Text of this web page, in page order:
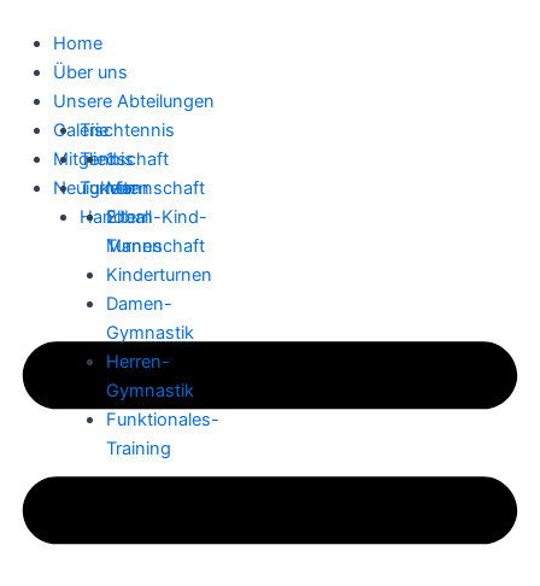
Inhalt
springen
Home
Über uns
Unsere Abteilungen
Tischtennis
1.
Mannschaft
2.
Mannschaft
Tennis
Turnen
Eltern-Kind-
Turnen
Kinderturnen
Damen-
Gymnastik
Herren-
Gymnastik
Funktionales-
Training
Handball
Galerie
Mitgliedschaft
Neuigkeiten